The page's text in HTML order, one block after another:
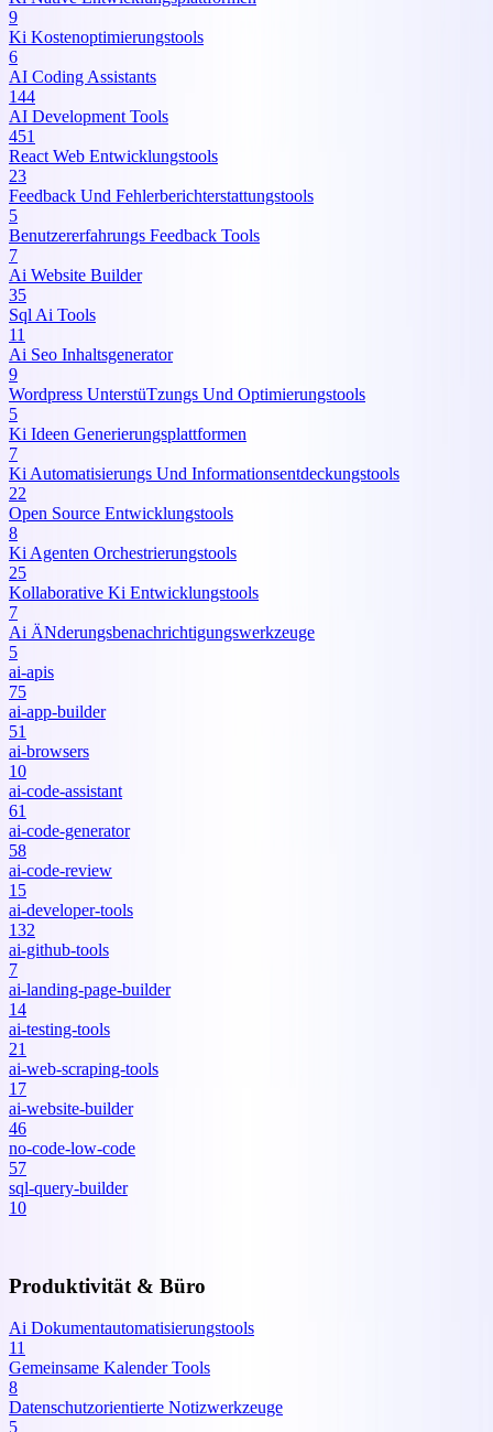
9
Ki Kostenoptimierungstools
6
AI Coding Assistants
144
AI Development Tools
451
React Web Entwicklungstools
23
Feedback Und Fehlerberichterstattungstools
5
Benutzererfahrungs Feedback Tools
7
Ai Website Builder
35
Sql Ai Tools
11
Ai Seo Inhaltsgenerator
9
Wordpress UnterstüTzungs Und Optimierungstools
5
Ki Ideen Generierungsplattformen
7
Ki Automatisierungs Und Informationsentdeckungstools
22
Open Source Entwicklungstools
8
Ki Agenten Orchestrierungstools
25
Kollaborative Ki Entwicklungstools
7
Ai ÄNderungsbenachrichtigungswerkzeuge
5
ai-apis
75
ai-app-builder
51
ai-browsers
10
ai-code-assistant
61
ai-code-generator
58
ai-code-review
15
ai-developer-tools
132
ai-github-tools
7
ai-landing-page-builder
14
ai-testing-tools
21
ai-web-scraping-tools
17
ai-website-builder
46
no-code-low-code
57
sql-query-builder
10
Produktivität & Büro
Ai Dokumentautomatisierungstools
11
Gemeinsame Kalender Tools
8
Datenschutzorientierte Notizwerkzeuge
5